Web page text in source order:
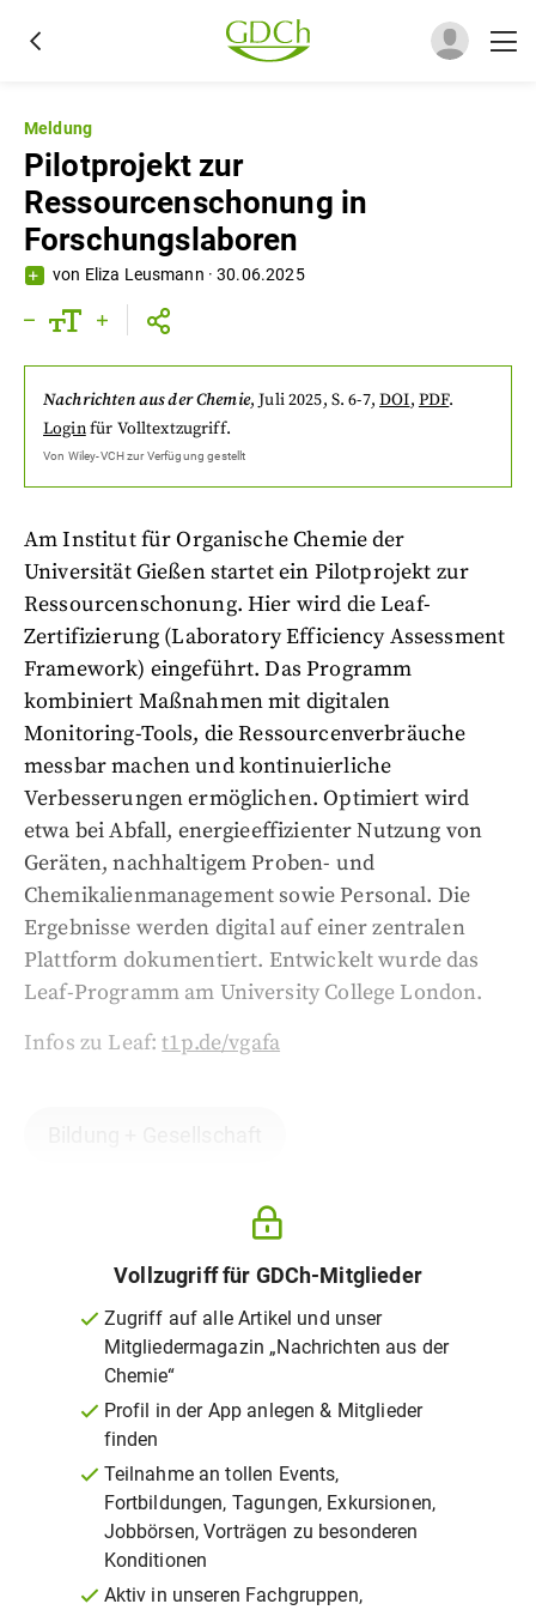
Meldung
Pilotprojekt zur
Ressourcenschonung in
Forschungslaboren
von Eliza Leusmann ·30.06.2025
Nachrichten aus der Chemie,Juli 2025, S. 6-7,DOI, PDF.
Loginfür Volltextzugriff.
Von Wiley-VCHzur Verfügung gestellt
Am Institut für Organische Chemie der
Universität Gießen startet ein Pilotprojekt zur
Ressourcenschonung. Hier wird die Leaf-
Zertifizierung (Laboratory Efficiency Assessment
Framework) eingeführt. Das Programm
kombiniert Maßnahmen mit digitalen
Monitoring-Tools, die Ressourcenverbräuche
messbar machen und kontinuierliche
Verbesserungen ermöglichen. Optimiert wird
etwa bei Abfall, energieeffizienter Nutzung von
Geräten, nachhaltigem Proben- und
Chemikalienmanagement sowie Personal. Die
Ergebnisse werden digital auf einer zentralen
Plattform dokumentiert. Entwickelt wurde das
Leaf-Programm am University College London.
Infos zu Leaf:t1p.de/vgafa
Vollzugriff für GDCh-Mitglieder
Zugriff auf alle Artikel und unser
Mitgliedermagazin „Nachrichten aus der
Chemie“
Profil in der App anlegen & Mitglieder
finden
Teilnahme an tollen Events,
Fortbildungen, Tagungen, Exkursionen,
Jobbörsen, Vorträgen zu besonderen
Konditionen
Aktiv in unseren Fachgruppen,